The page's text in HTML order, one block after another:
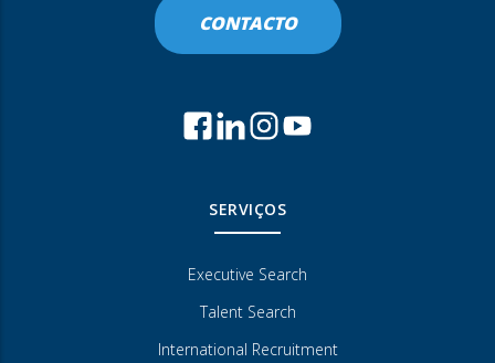
CONTACTO
SERVIÇOS
Executive Search
Talent Search
International Recruitment